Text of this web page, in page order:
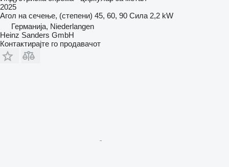
2025
Агол на сечење, (степени) 45, 60, 90 Сила 2,2 kW
Германија, Niederlangen
Heinz Sanders GmbH
Контактирајте го продавачот